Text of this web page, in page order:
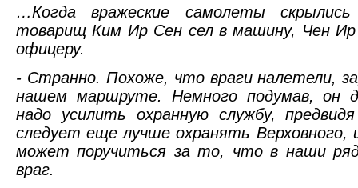
…Когда вражеские самолеты
товарищ Ким Ир Сен сел в машину, Чен Ир
офицеру.
- Странно. Похоже, что враги налетели,
нашем маршруте. Немного подумав, он
надо усилить охранную службу,
следует еще лучше охранять Верховного,
может поручиться за то, что в наши
враг.